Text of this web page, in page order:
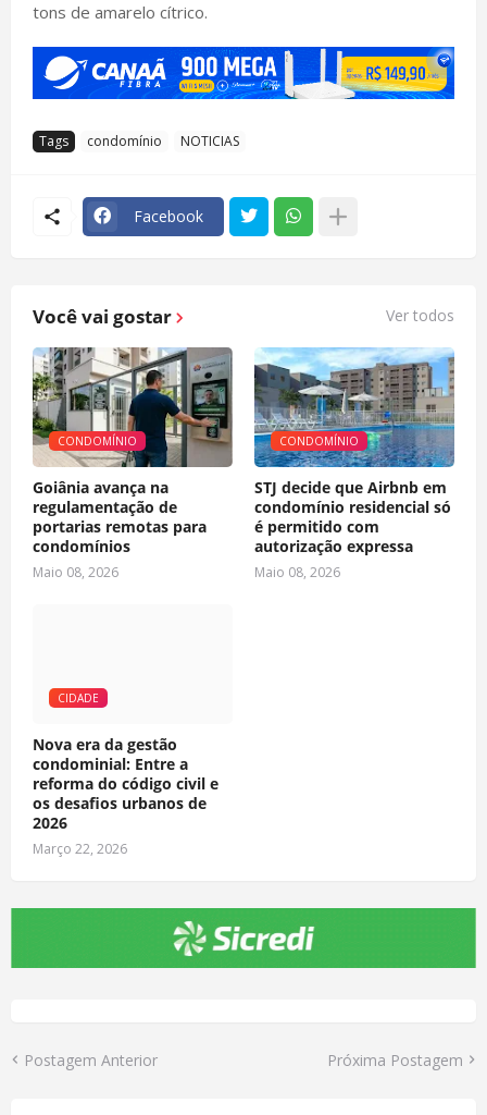
tons de amarelo cítrico.
Tags condomínio NOTICIAS
Facebook
Você vai gostar Ver todos
CONDOMÍNIO
Goiânia avança na
regulamentação de
portarias remotas para
condomínios
Maio 08, 2026
CONDOMÍNIO
STJ decide que Airbnb em
condomínio residencial só
é permitido com
autorização expressa
Maio 08, 2026
CIDADE
Nova era da gestão
condominial: Entre a
reforma do código civil e
os desafios urbanos de
2026
Março 22, 2026
Postagem Anterior Próxima Postagem